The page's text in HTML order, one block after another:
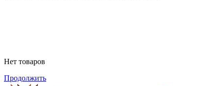
Нет товаров
Продолжить